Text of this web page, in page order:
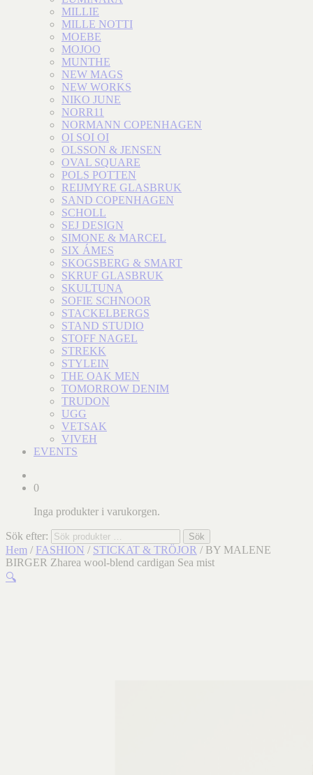
MILLIE
MILLE NOTTI
MOEBE
MOJOO
MUNTHE
NEW MAGS
NEW WORKS
NIKO JUNE
NORR11
NORMANN COPENHAGEN
OI SOI OI
OLSSON & JENSEN
OVAL SQUARE
POLS POTTEN
REIJMYRE GLASBRUK
SAND COPENHAGEN
SCHOLL
SEJ DESIGN
SIMONE & MARCEL
SIX ÁMES
SKOGSBERG & SMART
SKRUF GLASBRUK
SKULTUNA
SOFIE SCHNOOR
STACKELBERGS
STAND STUDIO
STOFF NAGEL
STREKK
STYLEIN
THE OAK MEN
TOMORROW DENIM
TRUDON
UGG
VETSAK
VIVEH
EVENTS
0
Inga produkter i varukorgen.
Sök efter: Sök
Hem / FASHION / STICKAT & TRÖJOR / BY MALENE
BIRGER Zharea wool-blend cardigan Sea mist
🔍